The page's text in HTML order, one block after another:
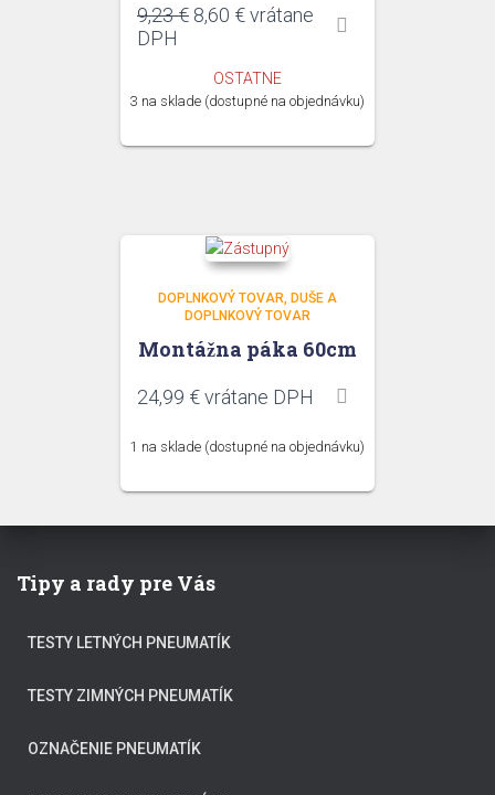
9,23€ Pôvodná
9,23 €.
8,60 €Aktuálna
8,60 €.
vrátane
DPH
OSTATNE
3 na sklade (dostupné na objednávku)
DOPLNKOVÝ TOVAR DUŠE A
DOPLNKOVÝ TOVAR
Montážna páka 60cm
24,99 €vrátane DPH
1 na sklade (dostupné na objednávku)
Tipy a rady pre Vás
TESTY LETNÝCH PNEUMATÍK
TESTY ZIMNÝCH PNEUMATÍK
OZNAČENIE PNEUMATÍK